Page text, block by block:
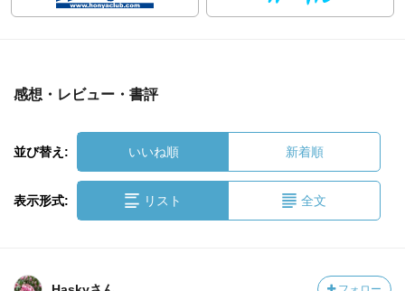
感想・レビュー・書評
並び替え: いいね順 新着順
表示形式: リスト 全文